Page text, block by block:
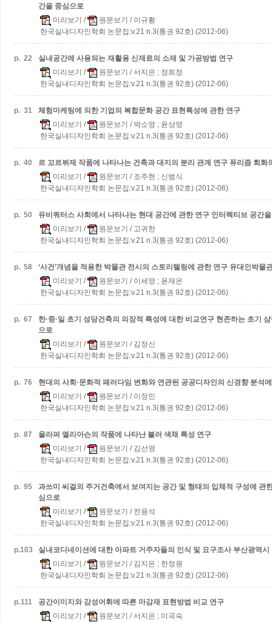
간을 중심으로
미리보기 / 원문보기 / 이규황
한국실내디자인학회 논문집:v.21 n.3(통권 92호) (2012-06)
p. 22
실내공간에 사용되는 재활용 신재료의 소재 및 가공방법 연구
미리보기 / 원문보기 / 서지은 ; 정희정
한국실내디자인학회 논문집:v.21 n.3(통권 92호) (2012-06)
p. 31
체험마케팅에 의한 기업의 복합문화 공간 표현특성에 관한 연구
미리보기 / 원문보기 / 박소영 ; 윤상영
한국실내디자인학회 논문집:v.21 n.3(통권 92호) (2012-06)
p. 40 르 꼬르뷔제 작품에 나타나는 건축과 대지의 분리 관계 연구 퓨리즘 회화
미리보기 / 원문보기 / 조주현 ; 신범식
한국실내디자인학회 논문집:v.21 n.3(통권 92호) (2012-06)
p. 50 유비쿼터스 사회에서 나타나는 현대 공간에 관한 연구 인터렉티브 공간
미리보기 / 원문보기 / 고귀한
한국실내디자인학회 논문집:v.21 n.3(통권 92호) (2012-06)
p. 58 ‘사건’개념을 적용한 박물관 전시의 스토리텔링에 관한 연구 유대인박물
미리보기 / 원문보기 / 이세영 ; 윤재은
한국실내디자인학회 논문집:v.21 n.3(통권 92호) (2012-06)
p. 67 한·중·일 초기 성당건축의 의장적 특성에 대한 비교연구 현존하는 초기
으로
미리보기 / 원문보기 / 김정신
한국실내디자인학회 논문집:v.21 n.3(통권 92호) (2012-06)
p. 76
현대의 사회·문화적 패러다임 변화와 연관된 공공디자인의 신경향 분석
미리보기 / 원문보기 / 이정민
한국실내디자인학회 논문집:v.21 n.3(통권 92호) (2012-06)
p. 87
올라퍼 엘리아슨의 작품에 나타난 블러 색채 특성 연구
미리보기 / 원문보기 / 김선영
한국실내디자인학회 논문집:v.21 n.3(통권 92호) (2012-06)
p. 95
과쓰미 씨걸의 주거건축에서 보여지는 공간 및 형태의 입체적 구성에 관
심으로
미리보기 / 원문보기 / 전용석
한국실내디자인학회 논문집:v.21 n.3(통권 92호) (2012-06)
p.103 실내코디네이션에 대한 아파트 거주자들의 인식 및 요구조사 부산광역시
미리보기 / 원문보기 / 김지은 ; 한정원
한국실내디자인학회 논문집:v.21 n.3(통권 92호) (2012-06)
p.111
공간이미지와 감성어휘에 따른 마감재 표현방법 비교 연구
미리보기 / 원문보기 / 서지은 ; 이곡숙